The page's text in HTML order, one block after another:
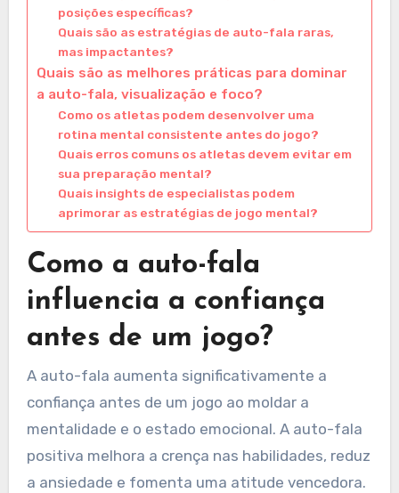
posições específicas?
Quais são as estratégias de auto-fala raras,
mas impactantes?
Quais são as melhores práticas para dominar
a auto-fala, visualização e foco?
Como os atletas podem desenvolver uma
rotina mental consistente antes do jogo?
Quais erros comuns os atletas devem evitar em
sua preparação mental?
Quais insights de especialistas podem
aprimorar as estratégias de jogo mental?
Como a auto-fala
influencia a confiança
antes de um jogo?
A auto-fala aumenta significativamente a
confiança antes de um jogo ao moldar a
mentalidade e o estado emocional. A auto-fala
positiva melhora a crença nas habilidades, reduz
a ansiedade e fomenta uma atitude vencedora.